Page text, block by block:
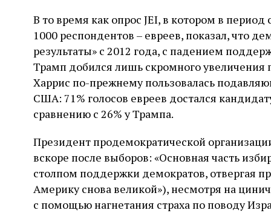
В то время как опрос JEI, в котором в
1000 респондентов – евреев, показал, что
результаты» с 2012 года, с падением
Трамп добился лишь скромного увеличения
Харрис по-прежнему пользовалась
США: 71% голосов евреев достался
сравнению с 26% у Трампа.
Президент продемократической
вскоре после выборов: «Основная часть
столпом поддержки демократов, отвергая
Америку снова великой»), несмотря на
с помощью нагнетания страха по поводу